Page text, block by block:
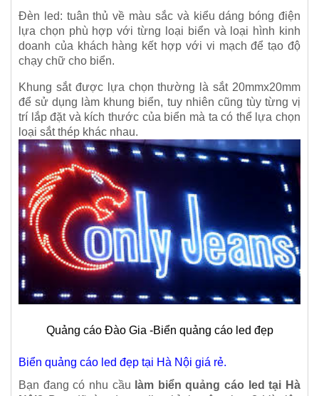
Đèn led: tuân thủ về màu sắc và kiểu dáng bóng điện
lựa chọn phù hợp với từng loại biển và loại hình kinh
doanh của khách hàng kết hợp với vi mạch để tạo độ
chạy chữ cho biển.
Khung sắt được lựa chọn thường là sắt 20mmx20mm
để sử dụng làm khung biển, tuy nhiên cũng tùy từng vị
trí lắp đặt và kích thước của biển mà ta có thể lựa chọn
loại sắt thép khác nhau.
Quảng cáo Đào Gia -Biển quảng cáo led đẹp
Biển quảng cáo led đẹp tại Hà Nội giá rẻ.
Bạn đang có nhu cầu làm biển quảng cáo led tại Hà